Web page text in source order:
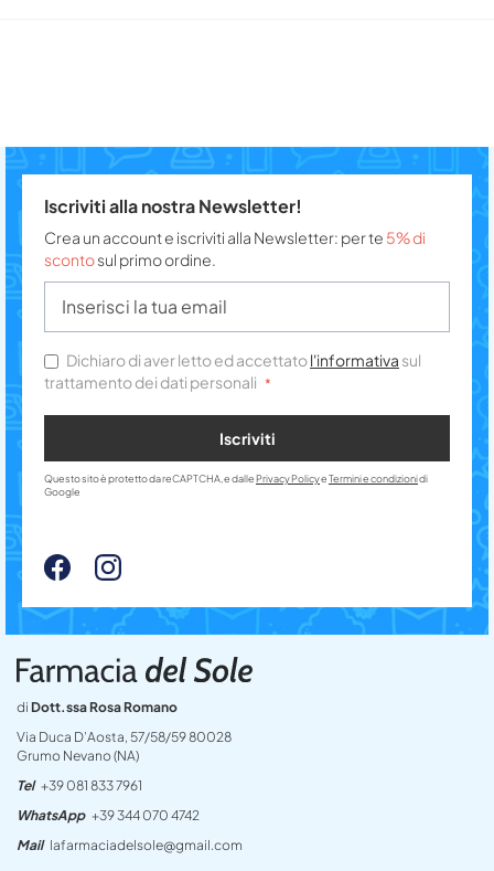
di Dott.ssa Rosa Romano
Via Duca D’Aosta, 57/58/59 80028
Grumo Nevano (NA)
Tel +39 081 833 7961
WhatsApp +39 344 070 4742
Mail lafarmaciadelsole@gmail.com
Iscriviti alla nostra Newsletter!
Crea un account e iscriviti alla Newsletter: per te 5% di
scontosul primo ordine.
Dichiaro di aver letto ed accettatol'informativa sul
trattamento dei dati personali
Iscriviti
Questo sito è protetto da reCAPTCHA, e dalle Privacy PolicyeTermini e condizionidi
Google